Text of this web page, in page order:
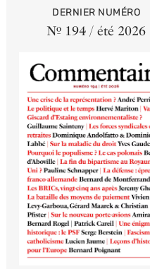
DERNIER NUMÉRO
Nº 194 / été 2026